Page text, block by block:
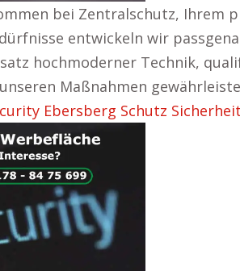
bei Zentralschutz, Ihrem
entwickeln wir
hochmoderner Technik,
Maßnahmen
Ebersberg Schutz